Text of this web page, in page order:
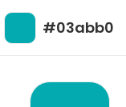
#03abb0